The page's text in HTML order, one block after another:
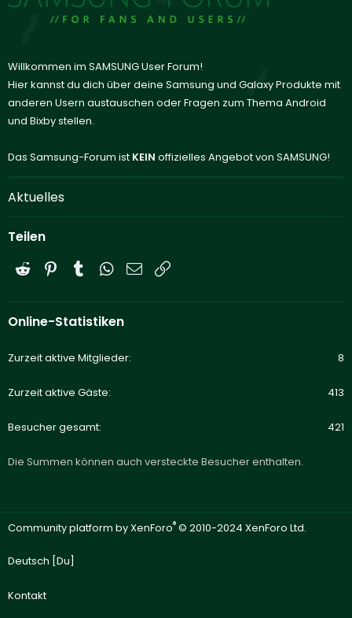
Willkommen im SAMSUNG User Forum!
Hier kannst du dich über deine Samsung und Galaxy Produkte mit
anderen Usern austauschen oder Fragen zum Thema Android
und Bixby stellen.
Das Samsung-Forum ist KEIN offizielles Angebot von SAMSUNG!
Aktuelles
Teilen
Reddit PinterestTumblrWhatsApp
E-Mail
Online-Statistiken
Zurzeit aktive Mitglieder 8
Zurzeit aktive Gäste 413
Besucher gesamt 421
Die Summen können auch versteckte Besucher enthalten.
Community platform by XenForo® © 2010-2024 XenForo Ltd.
Deutsch [Du]
Kontakt